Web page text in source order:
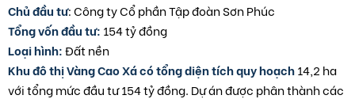
Chủ đầu tư: Công ty Cổ phần Tập đoàn Sơn Phúc
Tổng vốn đầu tư: 154 tỷ đồng
Loại hình:Đất nền
Khu đô thị Vàng Cao Xá có tổng diện tích quy hoạch14,2 ha
với tổng mức đầu tư 154 tỷ đồng. Dự án được phân thành các